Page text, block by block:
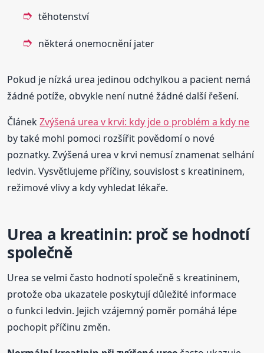
těhotenství
některá onemocnění jater
Pokud je nízká urea jedinou odchylkou a pacient nemá
žádné potíže, obvykle není nutné žádné další řešení.
ČlánekZvýšená urea v krvi: kdy jde o problém a kdy ne
by také mohl pomoci rozšířit povědomí o nové
poznatky. Zvýšená urea v krvi nemusí znamenat selhání
ledvin. Vysvětlujeme příčiny, souvislost s kreatininem,
režimové vlivy a kdy vyhledat lékaře.
Urea a kreatinin: proč se hodnotí
společně
Urea se velmi často hodnotí společně s kreatininem,
protože oba ukazatele poskytují důležité informace
o funkci ledvin. Jejich vzájemný poměr pomáhá lépe
pochopit příčinu změn.